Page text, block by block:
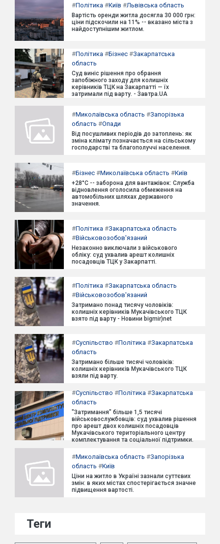
#Політика #Київ #Львівська область
Вартість оренди житла досягла 30 000 грн:
ціни підскочили на 11% -- вказано міста з
найдоступнішим житлом.
#Політика #Бізнес #Закарпатська
область
Суд виніс рішення про обрання
запобіжного заходу для колишніх
керівників ТЦК на Закарпатті — їх
затримали під варту. - Завтра.UA
#Миколаївська область #Запорізька
область #Опади
Від посушливих періодів до затоплень: як
зміна клімату позначається на сільському
господарстві та благополуччі населення.
#Бізнес #Миколаївська область #Київ
+28°C -- заборона для вантажівок: Служба
відновлення оголосила обмеження на
автомобільних шляхах державного
значення.
#Політика #Закарпатська область
#Військовозобов'язаний
Незаконно виключали з військового
обліку: суд ухвалив арешт колишніх
посадовців ТЦК у Закарпатті.
#Політика #Закарпатська область
#Військовозобов'язаний
Затримано понад тисячу чоловіків:
колишніх керівників Мукачівського ТЦК
взято під варту - Новини bigmir)net
#Суспільство #Політика #Закарпатська
область
Затримано більше тисячі чоловіків:
колишніх керівників Мукачівського ТЦК
взяли під варту.
#Суспільство #Політика #Закарпатська
область
"Затримання" більше 1,5 тисячі
військовослужбовців: суд ухвалив рішення
про арешт двох колишніх посадовців
Мукачівського територіального центру
комплектування та соціальної підтримки.
#Миколаївська область #Запорізька
область #Київ
Ціни на житло в Україні зазнали суттєвих
змін: в яких містах спостерігається значне
підвищення вартості.
Теги